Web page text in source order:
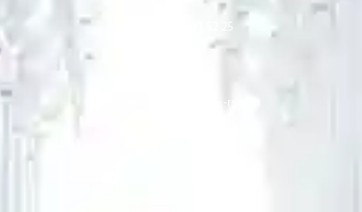
telefon: 22 133 52 25
e-mail: sekretariat@i-rs.pl